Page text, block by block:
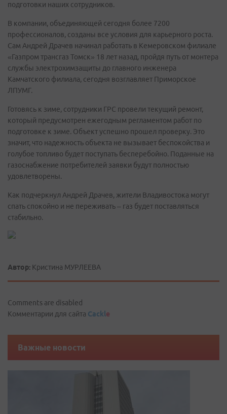
подготовки наших сотрудников.
В компании, объединяющей сегодня более 7200
профессионалов, созданы все условия для карьерного роста.
Сам Андрей Драчев начинал работать в Кемеровском филиале
«Газпром трансгаз Томск» 18 лет назад, пройдя путь от монтера
службы электрохимзащиты до главного инженера
Камчатского филиала, сегодня возглавляет Приморское
ЛПУМГ.
Готовясь к зиме, сотрудники ГРС провели текущий ремонт,
который предусмотрен ежегодным регламентом работ по
подготовке к зиме. Объект успешно прошел проверку. Это
значит, что надежность объекта не вызывает беспокойства и
голубое топливо будет поступать бесперебойно. Поданные на
газоснабжение потребителей заявки будут полностью
удовлетворены.
Как подчеркнул Андрей Драчев, жители Владивостока могут
спать спокойно и не переживать – газ будет поставляться
стабильно.
Автор: Кристина МУРЛЕЕВА
Comments are disabled
Комментарии для сайта Cackle
Важные новости